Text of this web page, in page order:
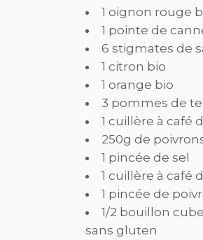
1 oignon rouge
1 pointe de
6 stigmates de
1 citron bio
1 orange bio
3 pommes de
1 cuillère à café
250g de
1 pincée de sel
1 cuillère à café
1 pincée de
1/2 bouillon
sans gluten